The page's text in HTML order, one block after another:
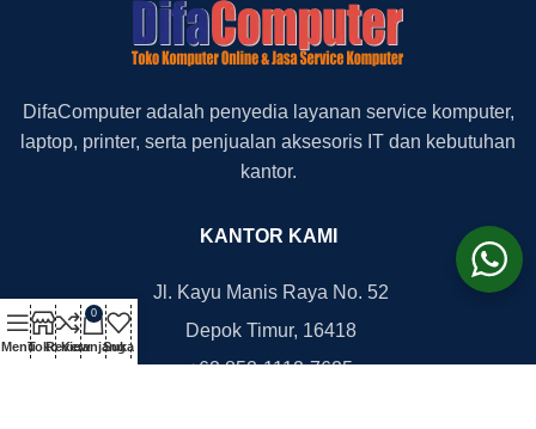
DifaComputer adalah penyedia layanan service komputer,
laptop, printer, serta penjualan aksesoris IT dan kebutuhan
kantor.
KANTOR KAMI
Jl. Kayu Manis Raya No. 52
Depok Timur, 16418
+62 852-1112-7625
MenuTokoReview
0
Keranjang
Suka